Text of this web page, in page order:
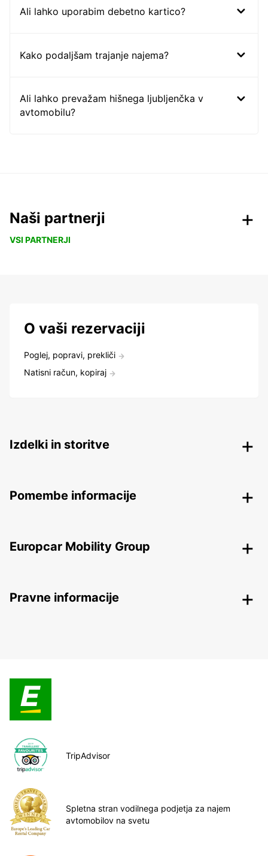
Ali lahko uporabim debetno kartico?
Kako podaljšam trajanje najema?
Ali lahko prevažam hišnega ljubljenčka v
avtomobilu?
Naši partnerji
VSI PARTNERJI
O vaši rezervaciji
Poglej, popravi, prekliči
Natisni račun, kopiraj
Izdelki in storitve
Pomembe informacije
Europcar Mobility Group
Pravne informacije
TripAdvisor
Spletna stran vodilnega podjetja za najem
avtomobilov na svetu